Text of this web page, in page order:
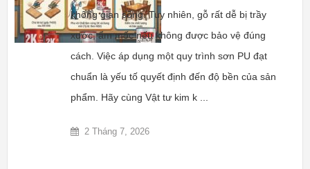
không gian sống. Tuy nhiên, gỗ rất dễ bị trầy
xước, ẩm mốc nếu không được bảo vệ đúng
cách. Việc áp dụng một quy trình sơn PU đạt
chuẩn là yếu tố quyết định đến độ bền của sản
phẩm. Hãy cùng Vật tư kim k ...
2 Tháng 7, 2026